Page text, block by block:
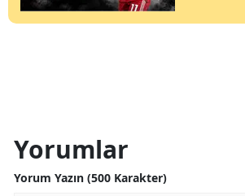
Yorumlar
Yorum Yazın (500 Karakter)